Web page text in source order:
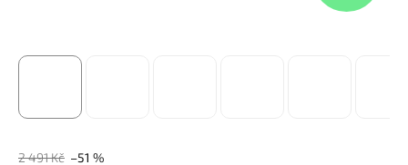
2 491 Kč –51 %